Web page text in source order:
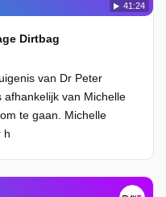
41:24
Dirtbag
van Dr Peter
afhankelijk van Michelle
te gaan. Michelle
h